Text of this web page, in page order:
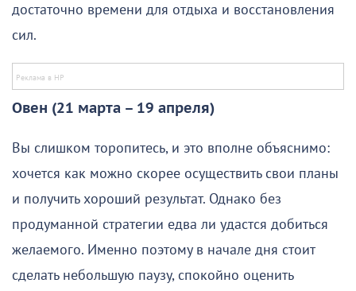
достаточно времени для отдыха и восстановления
сил.
Овен (21 марта – 19 апреля)
Вы слишком торопитесь, и это вполне объяснимо:
хочется как можно скорее осуществить свои планы
и получить хороший результат. Однако без
продуманной стратегии едва ли удастся добиться
желаемого. Именно поэтому в начале дня стоит
сделать небольшую паузу, спокойно оценить